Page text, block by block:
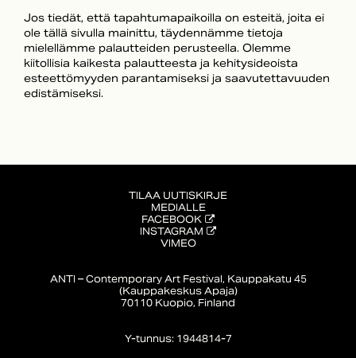
Jos tiedät, että tapahtumapaikoilla on esteitä, joita ei
ole tällä sivulla mainittu, täydennämme tietoja
mielellämme palautteiden perusteella. Olemme
kiitollisia kaikesta palautteesta ja kehitysideoista
esteettömyyden parantamiseksi ja saavutettavuuden
edistämiseksi.
TILAA UUTISKIRJE
MEDIALLE
FACEBOOK
INSTAGRAM
VIMEO
ANTI – Contemporary Art Festival, Kauppakatu 45
(Kauppakeskus Apaja)
70110 Kuopio, Finland
Y-tunnus: 1944814-7